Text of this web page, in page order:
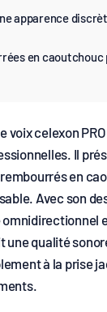
apparence
en caoutchouc
celexon
Il
en
Avec son
qualité
à la prise